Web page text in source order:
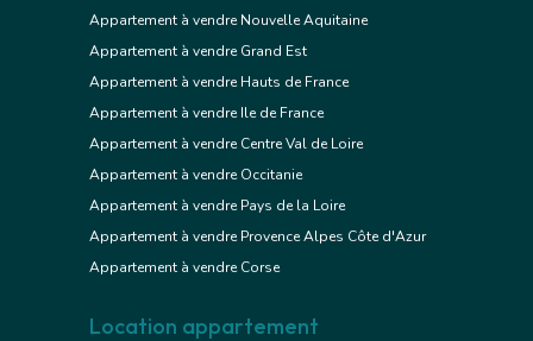
Appartement à vendre Nouvelle Aquitaine
Appartement à vendre Grand Est
Appartement à vendre Hauts de France
Appartement à vendre Ile de France
Appartement à vendre Centre Val de Loire
Appartement à vendre Occitanie
Appartement à vendre Pays de la Loire
Appartement à vendre Provence Alpes Côte d'Azur
Appartement à vendre Corse
Location appartement